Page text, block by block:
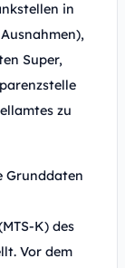
in
Super,
zu
Grunddaten
K) des
Vor dem